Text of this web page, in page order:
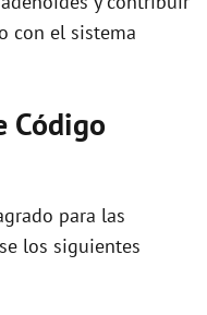
con el sistema
Código
para las
los siguientes